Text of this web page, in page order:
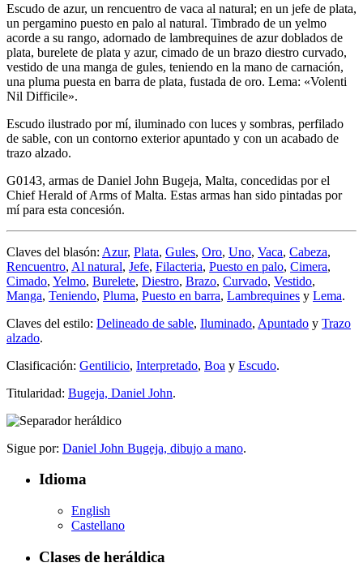
Escudo de azur, un rencuentro de vaca al natural; en un jefe de plata,
un pergamino puesto en palo al natural. Timbrado de un yelmo
acorde a su rango, adornado de lambrequines de azur doblados de
plata, burelete de plata y azur, cimado de un brazo diestro curvado,
vestido de una manga de gules, teniendo en la mano de carnación,
una pluma puesta en barra de plata, fustada de oro. Lema: «Volenti
Nil Difficile».
Escudo ilustrado por mí, iluminado con luces y sombras, perfilado
de sable, con un contorno exterior apuntado y con un acabado de
trazo alzado.
G0143, armas de Daniel John Bugeja, Malta, concedidas por el
Chief Herald of Arms of Malta. Estas armas han sido pintadas por
mí para esta concesión.
Claves del blasón: Azur, Plata, Gules, Oro, Uno, Vaca, Cabeza,
Rencuentro, Al natural, Jefe, Filacteria, Puesto en palo, Cimera,
Cimado, Yelmo, Burelete, Diestro, Brazo, Curvado, Vestido,
Manga, Teniendo, Pluma, Puesto en barra, Lambrequines y Lema.
Claves del estilo: Delineado de sable, Iluminado, Apuntado y Trazo
alzado.
Clasificación: Gentilicio, Interpretado, Boa y Escudo.
Titularidad: Bugeja, Daniel John.
Sigue por: Daniel John Bugeja, dibujo a mano.
Idioma
English
Castellano
Clases de heráldica